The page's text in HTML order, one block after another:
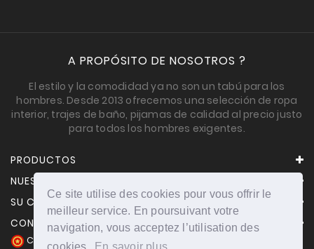
Ce site utilise des cookies pour vous offrir le
meilleur service. En poursuivant votre
navigation, vous acceptez l’utilisation des
A PROPÓSITO DE NOSOTROS ?
El estilo y la comodidad ya no son un tabú para los
hombres. Desde 2013 ofrecemos una selección de ropa
interior, trajes de baño, pijamas de calidad al precio justo
para todos los hombres exigentes.
PRODUCTOS
NUESTRA EMPRESA
SU CUENTA
CONTACTO
Comerciante aprobado por la Sociedad de Opiniones